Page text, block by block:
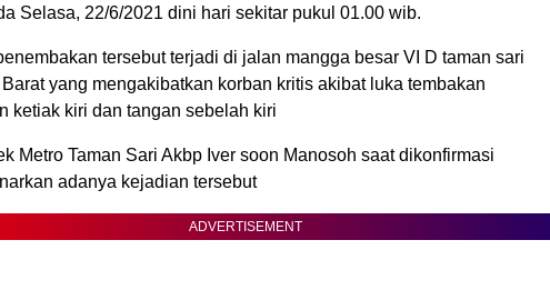
Selasa, 22/6/2021 dini hari sekitar pukul 01.00 wib.
tersebut terjadi di jalan mangga besar VI D taman sari
yang mengakibatkan korban kritis akibat luka tembakan
ketiak kiri dan tangan sebelah kiri
Metro Taman Sari Akbp Iver soon Manosoh saat dikonfirmasi
adanya kejadian tersebut
ADVERTISEMENT